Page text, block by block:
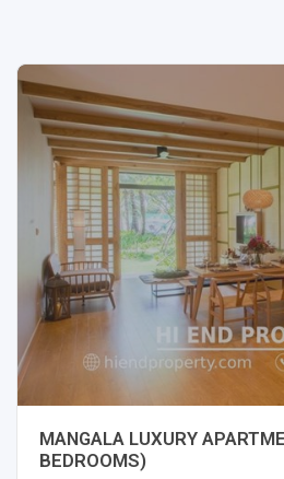
MANGALA LUXURY
BEDROOMS)